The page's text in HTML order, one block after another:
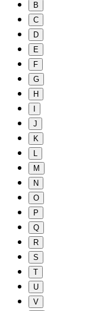
B
C
D
E
F
G
H
I
J
K
L
M
N
O
P
Q
R
S
T
U
V